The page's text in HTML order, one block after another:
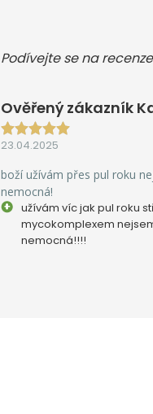
Podívejte se na
Ověřený zákazník
23.04.2025
boží užívám přes pul roku
nemocná!
užívám víc jak pul roku
mycokomplexem
nemocná!!!!